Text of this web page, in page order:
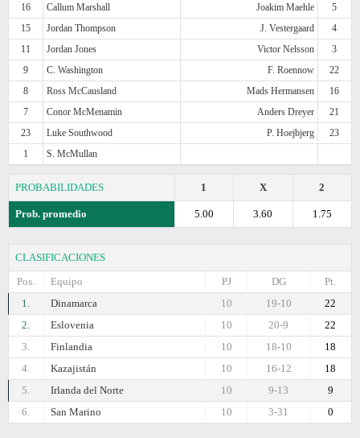
16
Callum Marshall Joakim Maehle
5
15
Jordan Thompson J. Vestergaard
4
11
Jordan Jones Victor Nelsson
3
9
C. Washington F. Roennow
22
8
Ross McCausland Mads Hermansen
16
7
Conor McMenamin Anders Dreyer
21
23
Luke Southwood P. Hoejbjerg
23
1
S. McMullan
PROBABILIDADES 2
X
1
Prob. promedio 1.75
3.60
5.00
CLASIFICACIONES
Pos.
Equipo Pt.
DG
PJ
1.
Dinamarca 22
19-10
10
2.
Eslovenia 22
20-9
10
3.
Finlandia 18
18-10
10
4.
Kazajistán 18
16-12
10
5.
Irlanda del Norte 9
9-13
10
6.
San Marino 0
3-31
10